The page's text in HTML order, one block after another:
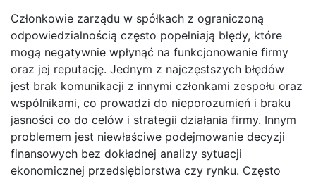
Członkowie zarządu w spółkach z ograniczoną
odpowiedzialnością często popełniają błędy, które
mogą negatywnie wpłynąć na funkcjonowanie firmy
oraz jej reputację. Jednym z najczęstszych błędów
jest brak komunikacji z innymi członkami zespołu oraz
wspólnikami, co prowadzi do nieporozumień i braku
jasności co do celów i strategii działania firmy. Innym
problemem jest niewłaściwe podejmowanie decyzji
finansowych bez dokładnej analizy sytuacji
ekonomicznej przedsiębiorstwa czy rynku. Często